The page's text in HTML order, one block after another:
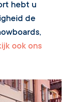
hebt u
de
ook ons